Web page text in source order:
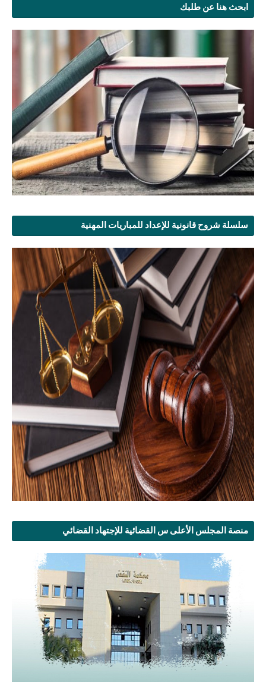
ابحث هنا عن طلبك
سلسلة شروح قانونية للإعداد للمباريات المهنية
منصة المجلس الأعلى س القضائية للإجتهاد القضائي